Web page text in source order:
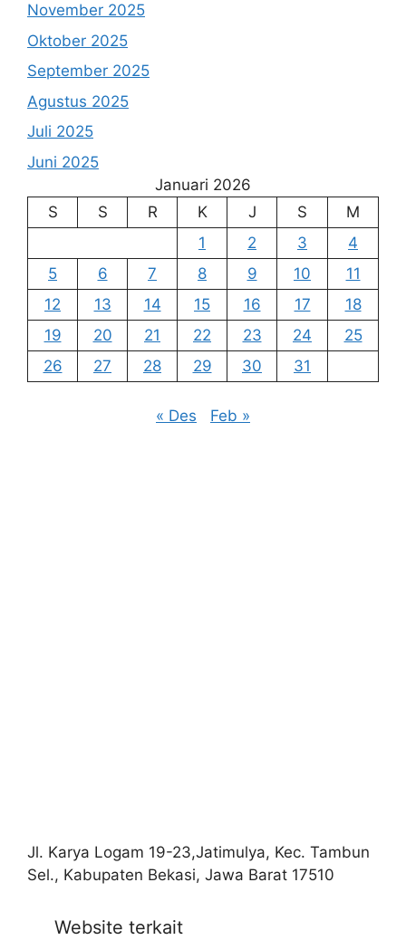
November 2025
Oktober 2025
September 2025
Agustus 2025
Juli 2025
Juni 2025
Januari 2026
S
S R K J S
M
1
2 3
4
5
6 7 8 9 10
11
12
13 14 15 16 17
18
19
20 21 22 23 24
25
26
27 28 29 30 31
« Des Feb »
Jl. Karya Logam 19-23,Jatimulya, Kec. Tambun
Sel., Kabupaten Bekasi, Jawa Barat 17510
Website terkait